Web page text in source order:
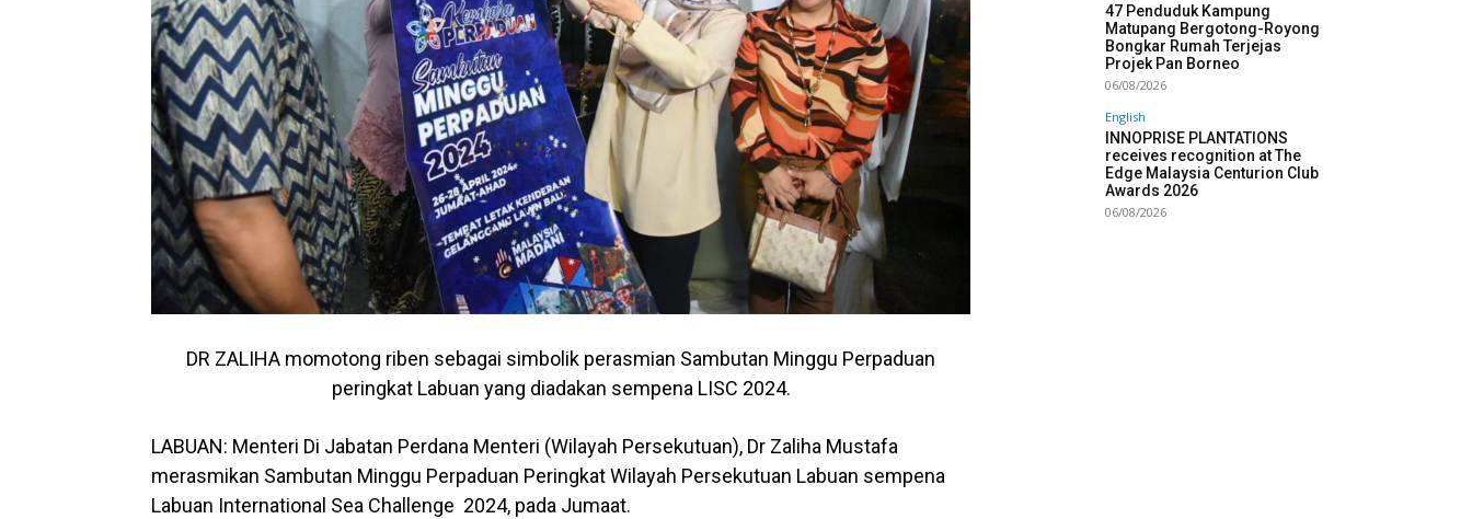
DR ZALIHA momotong riben sebagai simbolik perasmian Sambutan Minggu Perpaduan
peringkat Labuan yang diadakan sempena LISC 2024.
LABUAN: Menteri Di Jabatan Perdana Menteri (Wilayah Persekutuan), Dr Zaliha Mustafa
merasmikan Sambutan Minggu Perpaduan Peringkat Wilayah Persekutuan Labuan sempena
Labuan International Sea Challenge 2024, pada Jumaat.
47 Penduduk Kampung
Matupang Bergotong-Royong
Bongkar Rumah Terjejas
Projek Pan Borneo
06/08/2026
English
INNOPRISE PLANTATIONS
receives recognition at The
Edge Malaysia Centurion Club
Awards 2026
06/08/2026